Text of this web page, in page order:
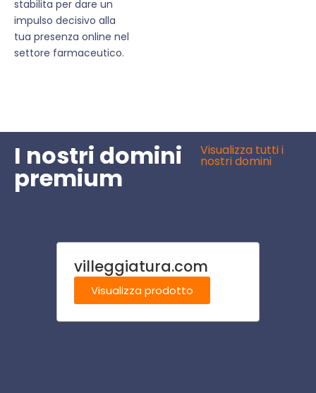
stabilita per dare un
impulso decisivo alla
tua presenza online nel
settore farmaceutico.
I nostri domini
premium
Visualizza tutti i
nostri domini
villeggiatura.com
Visualizza prodotto